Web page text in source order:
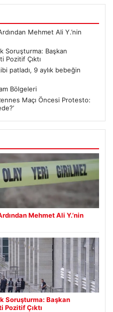
Mehmet Ali Y.’nin
Soruşturma: Başkan
Pozitif Çıktı
patladı, 9 aylık bebeğin
Bölgeleri
Maçı Öncesi Protesto:
Mehmet Ali Y.’nin
Soruşturma: Başkan
Pozitif Çıktı